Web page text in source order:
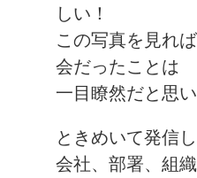
しい！
この写真を見れ
会だったことは
一目瞭然だと思い
ときめいて発信
会社、部署、組